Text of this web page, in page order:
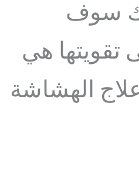
سوف
تقويتها هي
الهشاشة